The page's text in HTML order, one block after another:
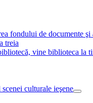
fondului de documente
treia
vine biblioteca la
culturale ieşene